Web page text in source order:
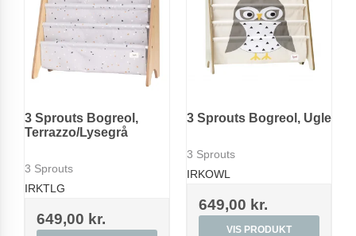
3 Sprouts Bogreol,
Terrazzo/Lysegrå
3 Sprouts
IRKTLG
649,00 kr.
3 Sprouts Bogreol, Ugle
3 Sprouts
IRKOWL
649,00 kr.
VIS PRODUKT